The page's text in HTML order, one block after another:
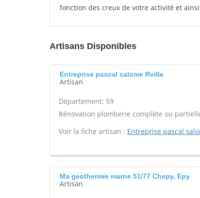
fonction des creux de votre activité et
Artisans Disponibles
Entreprise pascal salome Rville
Artisan
Département: 59
Rénovation plomberie complète ou
Voir la fiche artisan : Entreprise pascal
Ma geothermie marne 51/77 Chepy, Epy
Artisan